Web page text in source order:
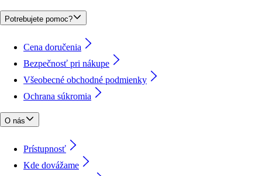
Potrebujete pomoc?
Cena doručenia
Bezpečnosť pri nákupe
Všeobecné obchodné podmienky
Ochrana súkromia
O nás
Prístupnosť
Kde dovážame